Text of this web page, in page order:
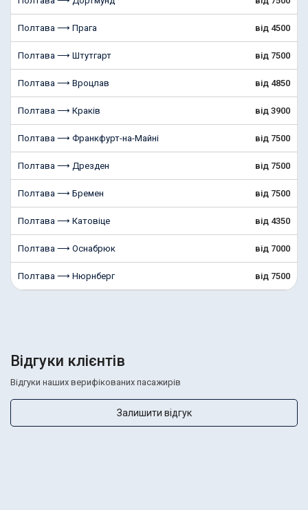
Полтава ⟶ Прага від 4500
Полтава ⟶ Штутгарт від 7500
Полтава ⟶ Вроцлав від 4850
Полтава ⟶ Краків від 3900
Полтава ⟶ Франкфурт-на-Майні від 7500
Полтава ⟶ Дрезден від 7500
Полтава ⟶ Бремен від 7500
Полтава ⟶ Катовіце від 4350
Полтава ⟶ Оснабрюк від 7000
Полтава ⟶ Нюрнберг від 7500
Відгуки клієнтів
Відгуки наших верифікованих пасажирів
Залишити відгук